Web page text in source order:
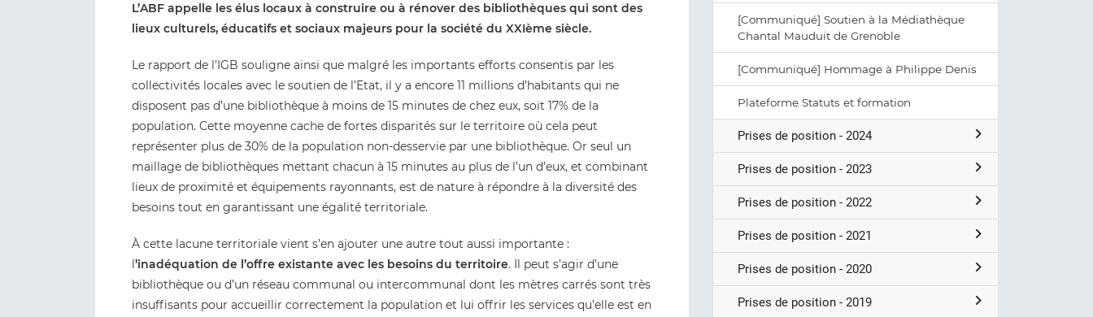
L’ABF appelle les élus locaux à construire ou à rénover des bibliothèques qui sont des
lieux culturels, éducatifs et sociaux majeurs pour la société du XXIème siècle.
Le rapport de l’IGB souligne ainsi que malgré les importants efforts consentis par les
collectivités locales avec le soutien de l’Etat, il y a encore 11 millions d’habitants qui ne
disposent pas d’une bibliothèque à moins de 15 minutes de chez eux, soit 17% de la
population. Cette moyenne cache de fortes disparités sur le territoire où cela peut
représenter plus de 30% de la population non-desservie par une bibliothèque. Or seul un
maillage de bibliothèques mettant chacun à 15 minutes au plus de l’un d’eux, et combinant
lieux de proximité et équipements rayonnants, est de nature à répondre à la diversité des
besoins tout en garantissant une égalité territoriale.
À cette lacune territoriale vient s’en ajouter une autre tout aussi importante :
l’inadéquation de l’offre existante avec les besoins du territoire. Il peut s’agir d’une
bibliothèque ou d’un réseau communal ou intercommunal dont les mètres carrés sont très
insuffisants pour accueillir correctement la population et lui offrir les services qu’elle est en
[Communiqué] Soutien à la Médiathèque
Chantal Mauduit de Grenoble
[Communiqué] Hommage à Philippe Denis
Plateforme Statuts et formation
Prises de position - 2024
Prises de position - 2023
Prises de position - 2022
Prises de position - 2021
Prises de position - 2020
Prises de position - 2019